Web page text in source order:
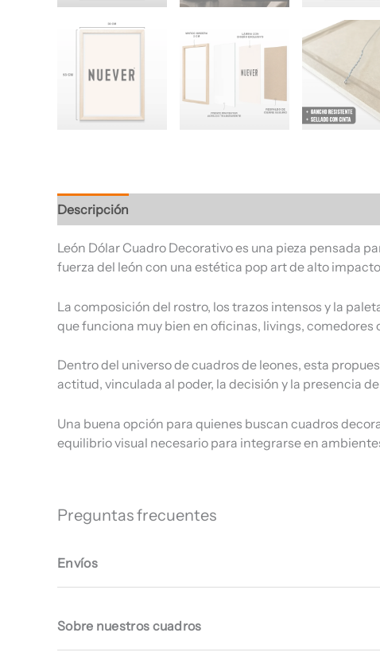
Descripción
León Dólar Cuadro Decorativo es una pieza pensada
fuerza del león con una estética pop art de alto
La composición del rostro, los trazos intensos y la
que funciona muy bien en oficinas, livings,
Dentro del universo de cuadros de leones, esta
actitud, vinculada al poder, la decisión y la presencia
Una buena opción para quienes buscan cuadros
equilibrio visual necesario para integrarse en
Preguntas frecuentes
Envíos
Sobre nuestros cuadros